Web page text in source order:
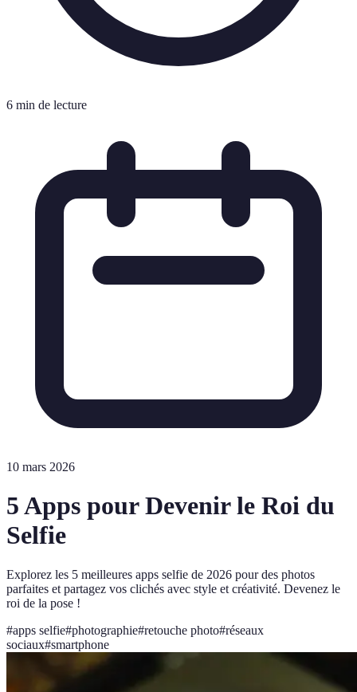
6 min de lecture
10 mars 2026
5 Apps pour Devenir le Roi du
Selfie
Explorez les 5 meilleures apps selfie de 2026 pour des photos
parfaites et partagez vos clichés avec style et créativité. Devenez le
roi de la pose !
#apps selfie#photographie#retouche photo#réseaux
sociaux#smartphone